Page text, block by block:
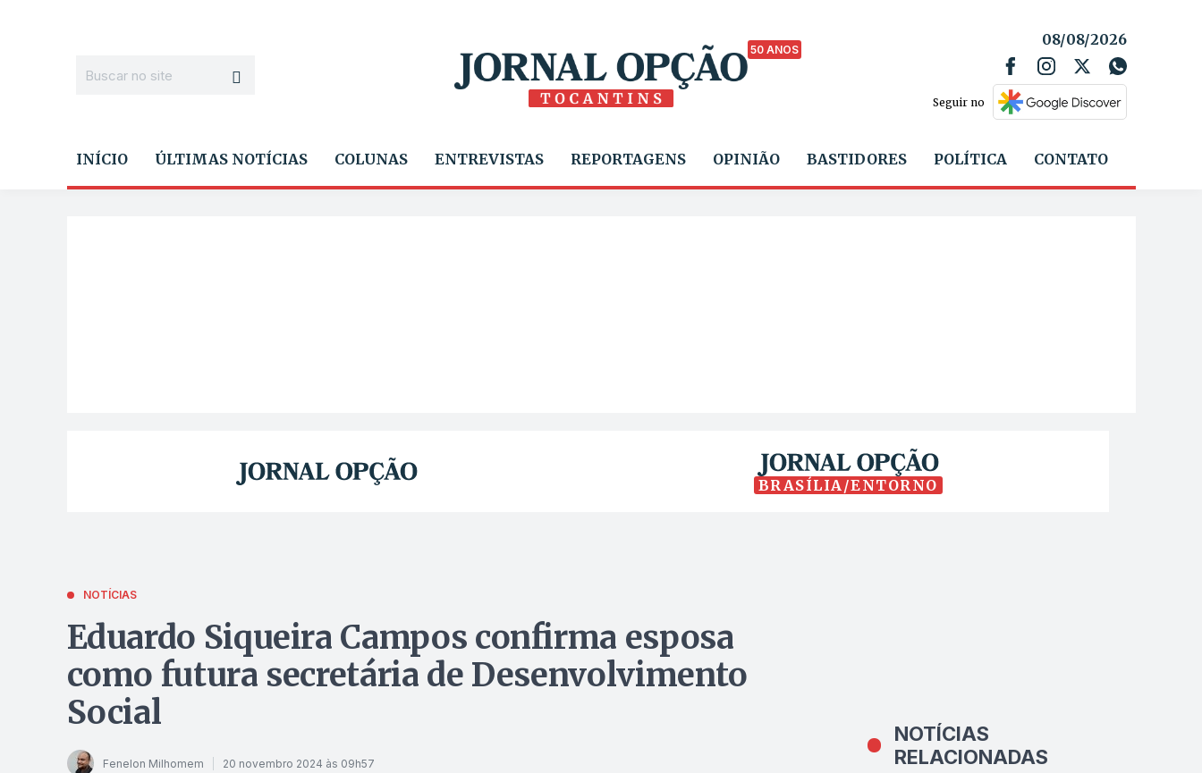
50 ANOS
08/08/2026
Seguir no
INÍCIO ÚLTIMAS NOTÍCIAS COLUNAS ENTREVISTAS REPORTAGENS OPINIÃO BASTIDORES POLÍTICA CONTATO
BRASÍLIA/ENTORNO
NOTÍCIAS
Eduardo Siqueira Campos confirma esposa
como futura secretária de Desenvolvimento
Social
Fenelon Milhomem 20 novembro 2024 às 09h57
NOTÍCIAS
RELACIONADAS